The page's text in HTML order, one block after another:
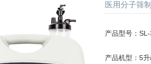
医用分子筛
产品型号：
产品机型：5